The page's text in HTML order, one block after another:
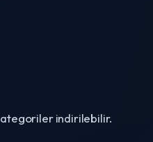
indirilebilir.